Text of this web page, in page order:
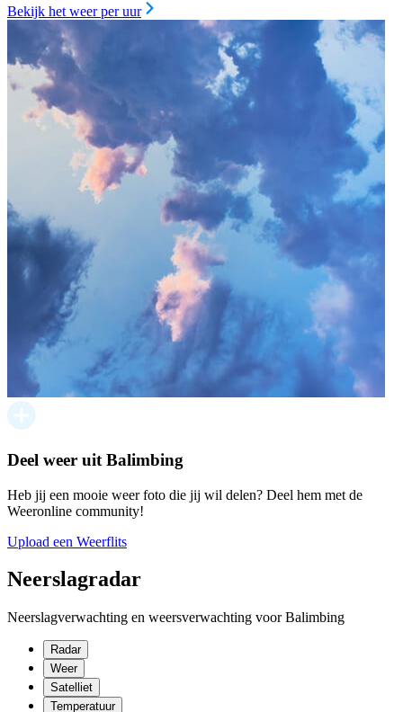
Bekijk het weer per uur
Deel weer uit Balimbing
Heb jij een mooie weer foto die jij wil delen? Deel hem met de
Weeronline community!
Upload een Weerflits
Neerslagradar
Neerslagverwachting en weersverwachting voor Balimbing
Radar
Weer
Satelliet
Temperatuur